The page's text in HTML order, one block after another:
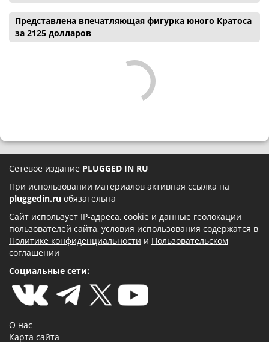
Представлена впечатляющая фигурка юного Кратоса
за 2125 долларов
Сетевое издание PLUGGED IN RU
При использовании материалов активная ссылка на
pluggedin.ru обязательна
Сайт использует IP-адреса, cookie и данные геолокации
пользователей сайта, условия использования содержатся в
Политике конфиденциальности и Пользовательском
соглашении
Социальные сети:
О нас
Карта сайта